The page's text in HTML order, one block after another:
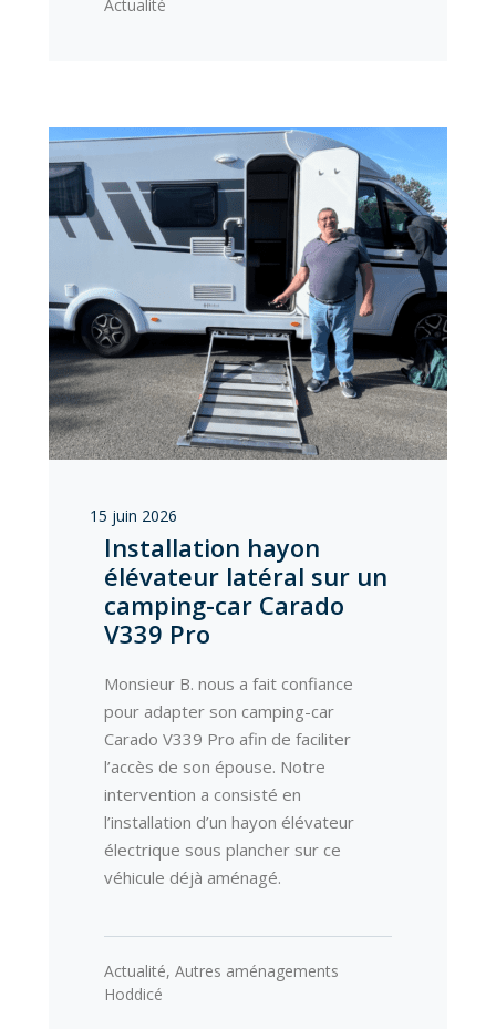
Actualité
15 juin 2026
Installation hayon
élévateur latéral sur un
camping-car Carado
V339 Pro
Monsieur B. nous a fait confiance
pour adapter son camping-car
Carado V339 Pro afin de faciliter
l’accès de son épouse. Notre
intervention a consisté en
l’installation d’un hayon élévateur
électrique sous plancher sur ce
véhicule déjà aménagé.
Actualité, Autres aménagements
Hoddicé